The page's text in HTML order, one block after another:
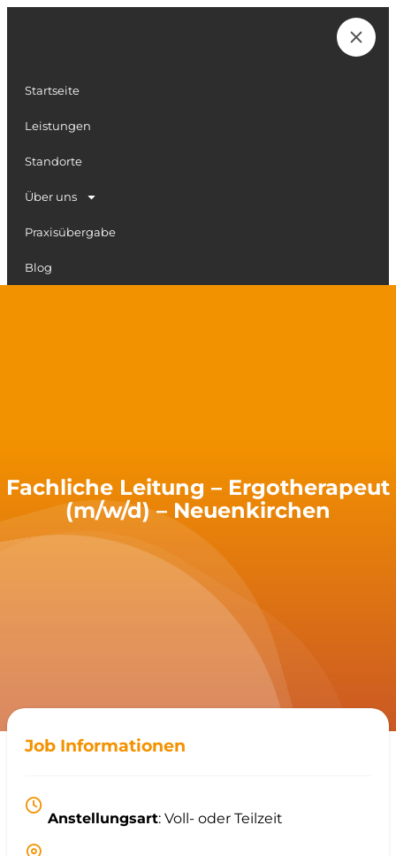
Zum
Startseite
Leistungen
Standorte
Über uns
Praxisübergabe
Blog
Fachliche Leitung – Ergotherapeut
(m/w/d) – Neuenkirchen
Job Informationen
Anstellungsart: Voll- oder Teilzeit